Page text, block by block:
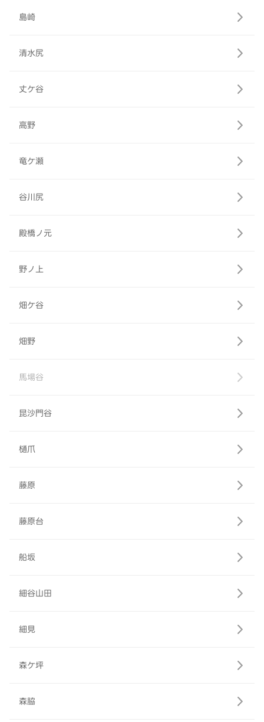
島崎
清水尻
丈ケ谷
高野
竜ケ瀬
谷川尻
殿橋ノ元
野ノ上
畑ケ谷
畑野
馬場谷
昆沙門谷
樋爪
藤原
藤原台
船坂
細谷山田
細見
森ケ坪
森脇